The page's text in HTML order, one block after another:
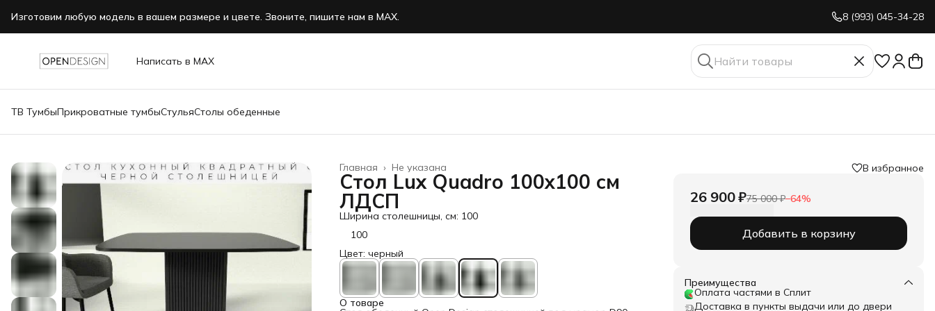
Изготовим любую модель в вашем размере и цвете. Звоните, пишите нам в MAX. 8 (993) 045-34-28
Написать в MAX
ТВ ТумбыПрикроватные тумбыСтульяСтолы обеденные
Не указана
Главная ›
Стол Lux Quadro 100х100 см
ЛДСП
Ширина столешницы, см: 100
100
Цвет: черный
О товаре
В избранное
26 900 ₽75 000 ₽−64%
Добавить в корзину
Преимущества
Оплата частями в Сплит
Доставка в пункты выдачи или до двери